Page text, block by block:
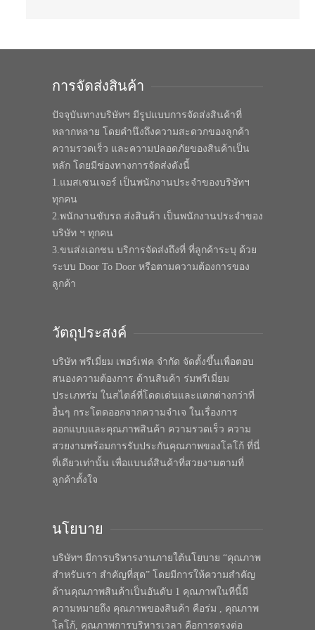
การจัดส่งสินค้า
ปัจจุบันทางบริษัทฯ มีรูปแบบการจัดส่งสินค้าที่
หลากหลาย โดยคำนึงถึงความสะดวกของลูกค้า
ความรวดเร็ว และความปลอดภัยของสินค้าเป็น
หลัก โดยมีช่องทางการจัดส่งดังนี้
1.แมสเซนเจอร์ เป็นพนักงานประจำของบริษัทฯ
ทุกคน
2.พนักงานขับรถ ส่งสินค้า เป็นพนักงานประจำของ
บริษัท ฯ ทุกคน
3.ขนส่งเอกชน บริการจัดส่งถึงที่ ที่ลูกค้าระบุ ด้วย
ระบบ Door To Door หรือตามความต้องการของ
ลูกค้า
วัตถุประสงค์
บริษัท พรีเมี่ยม เพอร์เฟค จำกัด จัดตั้งขึ้นเพื่อตอบ
สนองความต้องการ ด้านสินค้า ร่มพรีเมี่ยม
ประเภทร่ม ในสไตล์ที่โดดเด่นและแตกต่างกว่าที่
อื่นๆ กระโดดออกจากความจำเจ ในเรื่องการ
ออกแบบและคุณภาพสินค้า ความรวดเร็ว ความ
สวยงามพร้อมการรับประกันคุณภาพของโลโก้ ที่นี่
ที่เดียวเท่านั้น เพื่อแบนด์สินค้าที่สวยงามตามที่
ลูกค้าตั้งใจ
นโยบาย
บริษัทฯ มีการบริหารงานภายใต้นโยบาย “คุณภาพ
สำหรับเรา สำคัญที่สุด” โดยมีการให้ความสำคัญ
ด้านคุณภาพสินค้าเป็นอันดับ 1 คุณภาพในทีนี้มี
ความหมายถึง คุณภาพของสินค้า คือร่ม , คุณภาพ
โลโก้, คุณภาพการบริหารเวลา คือการตรงต่อ